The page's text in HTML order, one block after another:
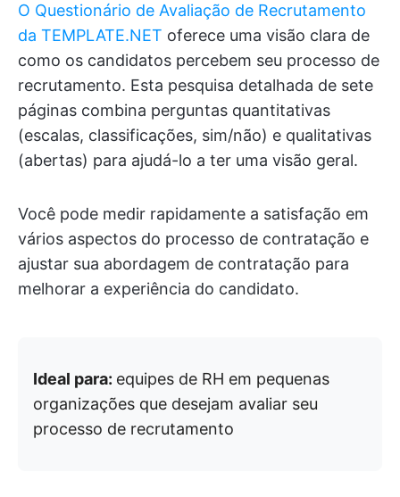
O Questionário de Avaliação de Recrutamento
da TEMPLATE.NET oferece uma visão clara de
como os candidatos percebem seu processo de
recrutamento. Esta pesquisa detalhada de sete
páginas combina perguntas quantitativas
(escalas, classificações, sim/não) e qualitativas
(abertas) para ajudá-lo a ter uma visão geral.
Você pode medir rapidamente a satisfação em
vários aspectos do processo de contratação e
ajustar sua abordagem de contratação para
melhorar a experiência do candidato.
Ideal para: equipes de RH em pequenas
organizações que desejam avaliar seu
processo de recrutamento